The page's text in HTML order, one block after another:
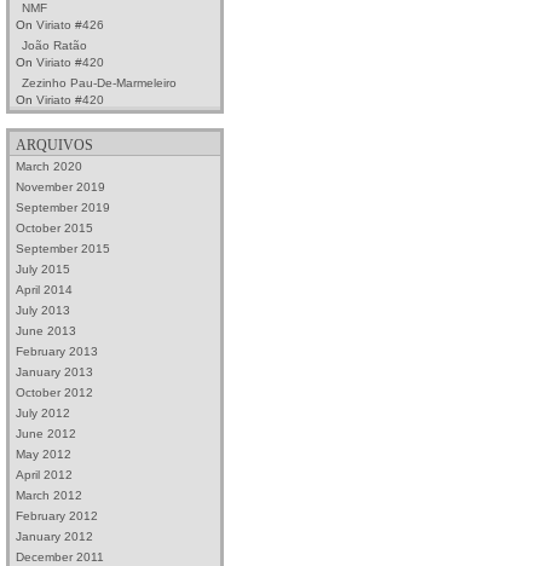
NMF
On Viriato #426
João Ratão
On Viriato #420
Zezinho Pau-De-Marmeleiro
On Viriato #420
ARQUIVOS
March 2020
November 2019
September 2019
October 2015
September 2015
July 2015
April 2014
July 2013
June 2013
February 2013
January 2013
October 2012
July 2012
June 2012
May 2012
April 2012
March 2012
February 2012
January 2012
December 2011